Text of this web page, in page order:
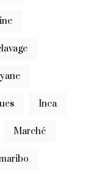
Inca
Marché